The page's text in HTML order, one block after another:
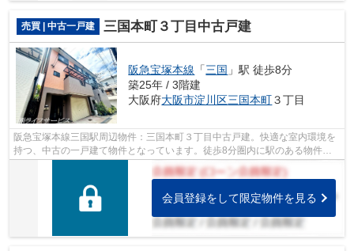
売買 | 中古一戸建 三国本町３丁目中古戸建
阪急宝塚本線 「三国 」駅 徒歩8分
築25年 / 3階建
大阪府大阪市淀川区三国本町３丁目
阪急宝塚本線三国駅周辺物件：三国本町３丁目中古戸建。快適な室内環境を
持つ、中古の一戸建て物件となっています。徒歩8分圏内に駅のある物件で
す。ライフサービスがご提供する、大阪...
会員登録をして限定物件を見る